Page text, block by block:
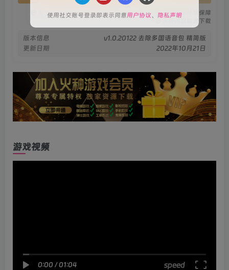
安全绿色无毒保障 永久免费稳定更新
资源有效持续保障
火种网盘极速下载
版本信息
v1.0.20122 去除多国语音包 精简版
更新日期
2022年10月21日
游戏视频
0:00 /01:04 speed
使用社交账号登录即表示同意用户协议、 隐私声明